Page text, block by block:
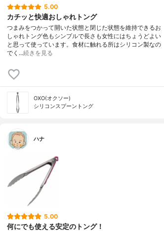
5.00
カチッと快適おしゃれトング
つまみをつかって開いた状態と閉じた状態を維持できるお
しゃれトング色もシンプルで長さも女性にはちょうどよい
と思って使っています。食材に触れる所はシリコン製なの
でく…続きを見る
OXO(オクソー)
シリコンスプーントング
ハナ
5.00
何にでも使える安定のトング！